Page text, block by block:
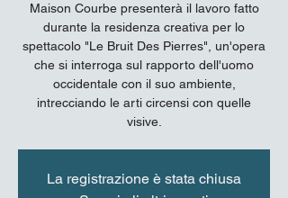
Maison Courbe presenterà il lavoro fatto
durante la residenza creativa per lo
spettacolo "Le Bruit Des Pierres", un'opera
che si interroga sul rapporto dell'uomo
occidentale con il suo ambiente,
intrecciando le arti circensi con quelle
visive.
La registrazione è stata chiusa